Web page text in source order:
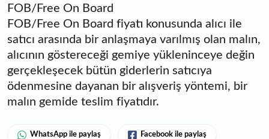
FOB/Free On Board
FOB/Free On Board fiyatı konusunda alıcı ile
satıcı arasında bir anlaşmaya varılmış olan malın,
alıcının göstereceği gemiye yükleninceye değin
gerçekleşecek bütün giderlerin satıcıya
ödenmesine dayanan bir alışveriş yöntemi, bir
malın gemide teslim fiyatıdır.
WhatsApp ile paylaş Facebook ile paylaş